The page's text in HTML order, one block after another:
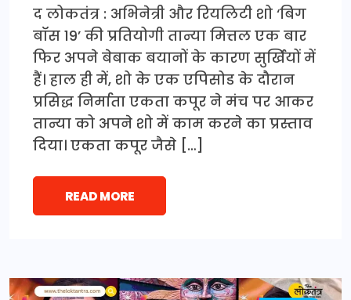
द लोकतंत्र : अभिनेत्री और रियलिटी शो ‘बिग
बॉस 19’ की प्रतियोगी तान्या मित्तल एक बार
फिर अपने बेबाक बयानों के कारण सुर्खियों में
हैं। हाल ही में, शो के एक एपिसोड के दौरान
प्रसिद्ध निर्माता एकता कपूर ने मंच पर आकर
तान्या को अपने शो में काम करने का प्रस्ताव
दिया। एकता कपूर जैसे […]
READ MORE